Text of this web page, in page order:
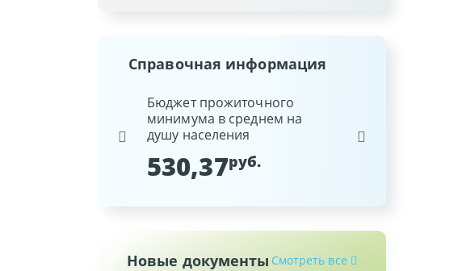
Справочная информация
Бюджет прожиточного
минимума в среднем на
душу населения
530,37руб.
Республики
Новые документы Смотреть все